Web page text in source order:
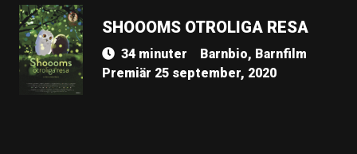
SHOOOMS OTROLIGA RESA
34 minuter
Barnbio, Barnfilm
Premiär 25 september, 2020